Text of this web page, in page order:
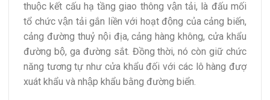
thuộc kết cấu hạ tầng giao thông vận tải, là đấu mối
tổ chức vận tải gắn liền với hoạt động của cảng biến,
cảng đường thuỷ nội địa, cảng hàng không, cửa khẩu
đường bộ, ga đường sắt. Đồng thời, nó còn giữ chức
năng tương tự như cửa khẩu đối với các lô hàng đượ
xuát khẩu và nhập khẩu bằng đường biển.